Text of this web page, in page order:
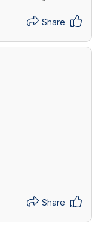
Share
Share